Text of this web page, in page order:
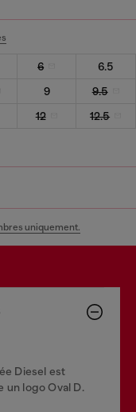
6
6.5
9
9.5
12
12.5
uniquement.
Diesel est
un logo Oval D.